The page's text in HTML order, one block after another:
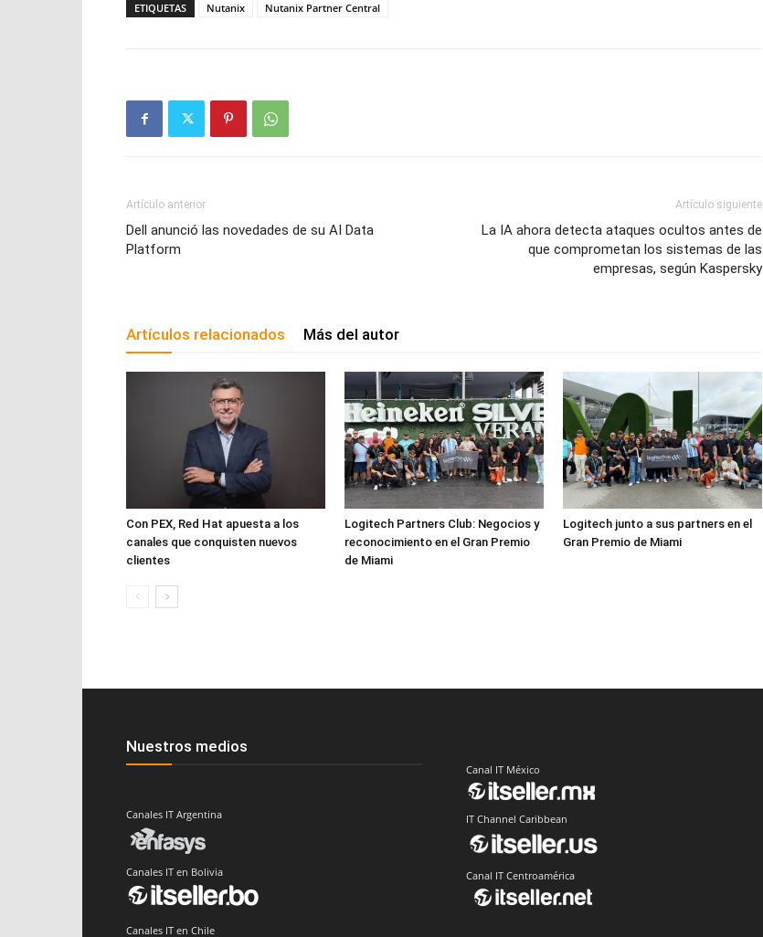
ETIQUETAS Nutanix Nutanix Partner Central
Artículo anterior
Dell anunció las novedades de su AI Data
Platform
Artículo siguiente
La IA ahora detecta ataques ocultos antes de
que comprometan los sistemas de las
empresas, según Kaspersky
Artículos relacionados Más del autor
Con PEX, Red Hat apuesta a los
canales que conquisten nuevos
clientes
Logitech Partners Club: Negocios y
reconocimiento en el Gran Premio
de Miami
Logitech junto a sus partners en el
Gran Premio de Miami
Nuestros medios
Canales IT Argentina
Canales IT en Bolivia
Canales IT en Chile
Canal IT México
IT Channel Caribbean
Canal IT Centroamérica